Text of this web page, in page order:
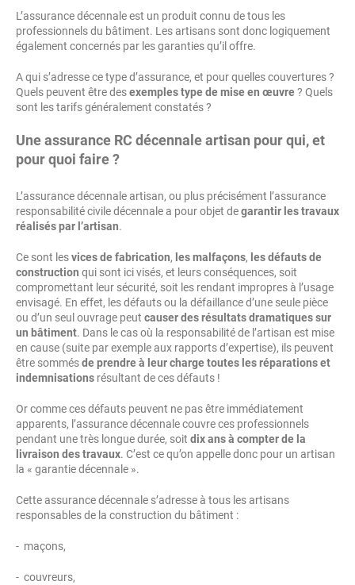
L’assurance décennale est un produit connu de tous les
professionnels du bâtiment. Les artisans sont donc logiquement
également concernés par les garanties qu’il offre.
A qui s’adresse ce type d’assurance, et pour quelles couvertures ?
Quels peuvent être desexemples type de mise en œuvre? Quels
sont les tarifs généralement constatés ?
Une assurance RC décennale artisan pour qui, et
pour quoi faire ?
L’assurance décennale artisan, ou plus précisément l’assurance
responsabilité civile décennale a pour objet degarantir les travaux
réalisés par l’artisan.
Ce sont lesvices de fabrication, les malfaçons, les défauts de
construction qui sont ici visés, et leurs conséquences, soit
compromettant leur sécurité, soit les rendant impropres à l’usage
envisagé. En effet, les défauts ou la défaillance d’une seule pièce
ou d’un seul ouvrage peut causer des résultats dramatiques sur
un bâtiment. Dans le cas où la responsabilité de l’artisan est mise
en cause (suite par exemple aux rapports d’expertise), ils peuvent
être sommésde prendre à leur charge toutes les réparations et
indemnisations résultant de ces défauts !
Or comme ces défauts peuvent ne pas être immédiatement
apparents, l’assurance décennale couvre ces professionnels
pendant une très longue durée, soit dix ans à compter de la
livraison des travaux. C’est ce qu’on appelle donc pour un artisan
la « garantie décennale ».
Cette assurance décennale s’adresse à tous les artisans
responsables de la construction du bâtiment :
- maçons,
- couvreurs,